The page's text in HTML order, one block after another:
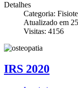
Detalhes
Categoria:
Atualizado em
Visitas: 4156
IRS 2020